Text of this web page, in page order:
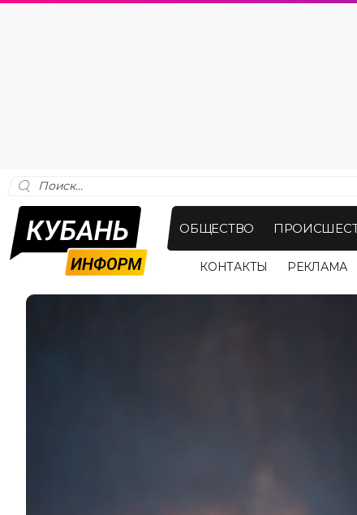
ОБЩЕСТВО
КОНТАКТЫ РЕКЛАМА